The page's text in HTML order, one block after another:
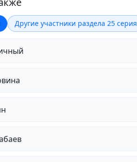
Другие участники раздела 25 серия